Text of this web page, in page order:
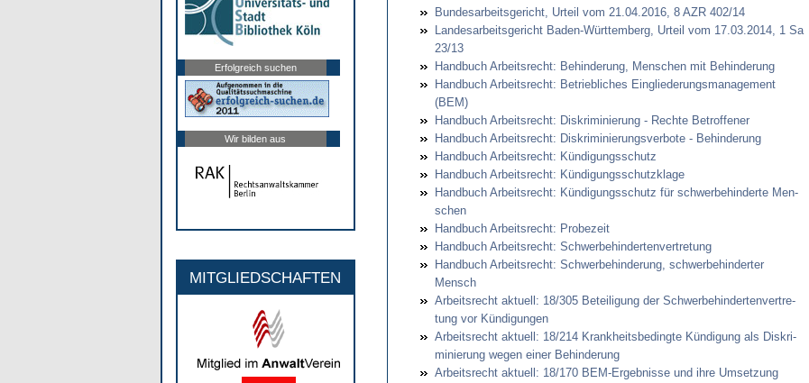
Erfolgreich suchen
Wir bilden aus
MITGLIEDSCHAFTEN
Bun­des­ar­beits­ge­richt, Ur­teil vom 21.04.2016, 8 AZR 402/14
Lan­des­ar­beits­ge­richt Ba­den-Würt­tem­berg, Ur­teil vom 17.03.2014, 1 Sa
23/13
Hand­buch Ar­beits­recht: Be­hin­de­rung, Men­schen mit Be­hin­de­rung
Hand­buch Ar­beits­recht: Be­trieb­li­ches Ein­glie­de­rungs­ma­nage­ment
(BEM)
Hand­buch Ar­beits­recht: Dis­kri­mi­nie­rung - Rech­te Be­trof­fe­ner
Hand­buch Ar­beits­recht: Dis­kri­mi­nie­rungs­ver­bo­te - Be­hin­de­rung
Hand­buch Ar­beits­recht: Kündi­gungs­schutz
Hand­buch Ar­beits­recht: Kündi­gungs­schutz­kla­ge
Hand­buch Ar­beits­recht: Kündi­gungs­schutz für schwer­be­hin­der­te Men­
schen
Hand­buch Ar­beits­recht: Pro­be­zeit
Hand­buch Ar­beits­recht: Schwer­be­hin­der­ten­ver­tre­tung
Hand­buch Ar­beits­recht: Schwer­be­hin­de­rung, schwer­be­hin­der­ter
Mensch
Ar­beits­recht ak­tu­ell: 18/305 Be­tei­li­gung der Schwer­be­hin­der­ten­ver­tre­
tung vor Kündi­gun­gen
Ar­beits­recht ak­tu­ell: 18/214 Krank­heits­be­ding­te Kün­di­gung als Dis­kri­
mi­nie­rung we­gen ei­ner Be­hin­de­rung
Ar­beits­recht ak­tu­ell: 18/170 BEM-Er­geb­nis­se und ih­re Um­set­zung